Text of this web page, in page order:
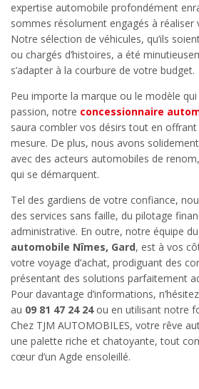
expertise automobile profondément
sommes résolument engagés à réaliser
Notre sélection de véhicules, qu’ils
ou chargés d’histoires, a été
s’adapter à la courbure de votre budget.
Peu importe la marque ou le modèle
passion, notre concessionnaire
saura combler vos désirs tout en
mesure. De plus, nous avons
avec des acteurs automobiles de
qui se démarquent.
Tel des gardiens de votre confiance,
des services sans faille, du pilotage
administrative. En outre, notre équipe du
automobile Nîmes, Gard, est à vos
votre voyage d’achat, prodiguant des
présentant des solutions parfaitement
Pour davantage d’informations,
au 09 81 47 24 24ou en utilisant notre
Chez TJM AUTOMOBILES, votre rêve
une palette riche et chatoyante, tout
cœur d’un Agde ensoleillé.